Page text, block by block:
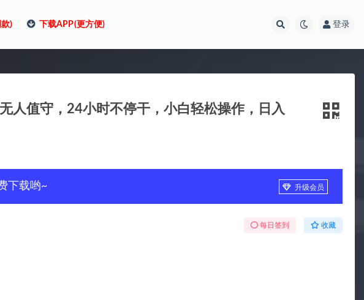
) 下载APP(更方便) 登录
人值守，24小时不停干，小白轻松操作，日入
下载哟~ 升级会员
每日签到 收藏